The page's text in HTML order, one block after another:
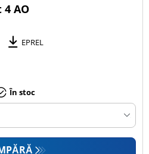
AO
EPREL
În stoc